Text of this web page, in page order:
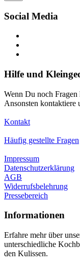
Social Media
Hilfe und
Wenn Du noch Fragen
Ansonsten kontaktiere
Kontakt
Häufig gestellte Fragen
Impressum
Datenschutzerklärung
AGB
Widerrufsbelehrung
Pressebereich
Informationen
Erfahre mehr über
unterschiedliche
den Kulissen.